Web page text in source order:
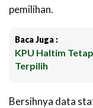
pemilihan.
Baca Juga :
KPU Haltim
Terpilih
Bersihnya data